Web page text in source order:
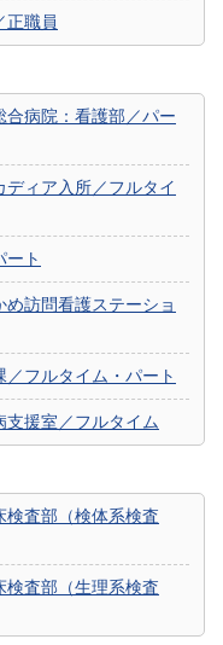
正職員
合病院：看護部／パー
ディア入所／フルタイ
ート
め訪問看護ステーショ
／フルタイム・パート
支援室／フルタイム
検査部（検体系検査
検査部（生理系検査